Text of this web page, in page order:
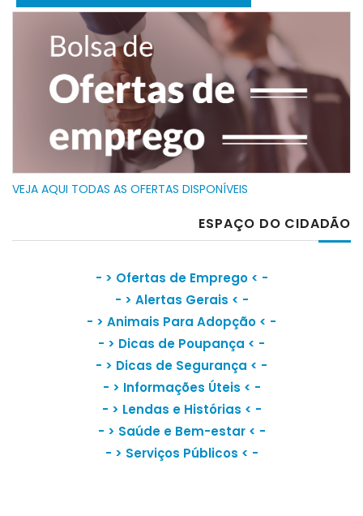
VEJA AQUI TODAS AS OFERTAS DISPONÍVEIS
ESPAÇO DO CIDADÃO
- > Ofertas de Emprego< -
- > Alertas Gerais < -
- > Animais Para Adopção < -
- > Dicas de Poupança < -
- > Dicas de Segurança < -
- > Informações Úteis < -
- > Lendas e Histórias < -
- > Saúde e Bem-estar< -
- > Serviços Públicos < -